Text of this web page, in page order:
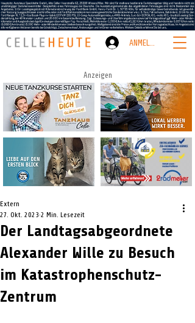
ANMELDEN
Anzeigen
Der Landtagsabgeordnete
Alexander Wille zu Besuch
im Katastrophenschutz-
Zentrum
Extern
27. Okt. 2023 2 Min. Lesezeit